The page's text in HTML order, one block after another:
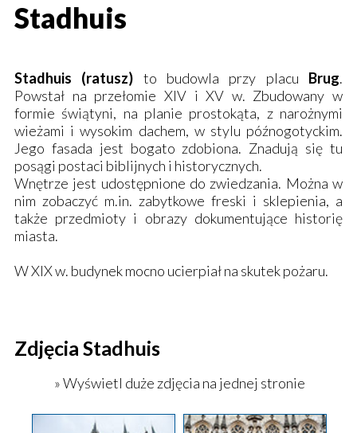
Stadhuis
Stadhuis (ratusz) to budowla przy placu Brug.
Powstał na przełomie XIV i XV w. Zbudowany w
formie świątyni, na planie prostokąta, z narożnymi
wieżami i wysokim dachem, w stylu późnogotyckim.
Jego fasada jest bogato zdobiona. Znadują się tu
posągi postaci biblijnych i historycznych.
Wnętrze jest udostępnione do zwiedzania. Można w
nim zobaczyć m.in. zabytkowe freski i sklepienia, a
także przedmioty i obrazy dokumentujące historię
miasta.
W XIX w. budynek mocno ucierpiał na skutek pożaru.
Zdjęcia Stadhuis
» Wyświetl duże zdjęcia na jednej stronie